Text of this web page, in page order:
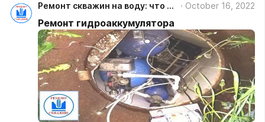
поэтому в любой сервисной компании Вам
порекомендуют лучше ее восстановить.
Ремонт скважин на воду: что надо знать об их очистке, обустройстве, обслуживании, диагностике October 16, 2022
Ремонт гидроаккумулятора